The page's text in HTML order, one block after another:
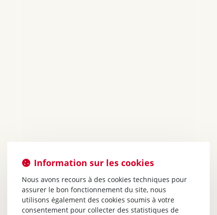
Information sur les cookies
Nous avons recours à des cookies techniques pour
assurer le bon fonctionnement du site, nous
utilisons également des cookies soumis à votre
consentement pour collecter des statistiques de